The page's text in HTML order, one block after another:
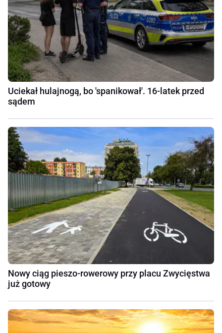
Uciekał hulajnogą, bo 'spanikował'. 16-latek przed
sądem
Nowy ciąg pieszo-rowerowy przy placu Zwycięstwa
już gotowy